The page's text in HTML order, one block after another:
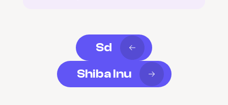
Sd
Shiba Inu